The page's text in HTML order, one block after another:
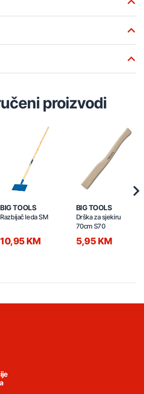
proizvodi
BIG TOOLS
Razbijač leda SM
10,95 KM
BIG TOOLS
Drška za sjekiru
70cm S70
5,95 KM